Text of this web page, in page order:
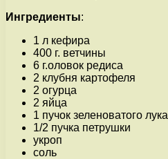
Ингредиенты:
1 л кефира
400 г. ветчины
6 г.оловок редиса
2 клубня картофеля
2 огурца
2 яйца
1 пучок зеленоватого лука
1/2 пучка петрушки
укроп
соль